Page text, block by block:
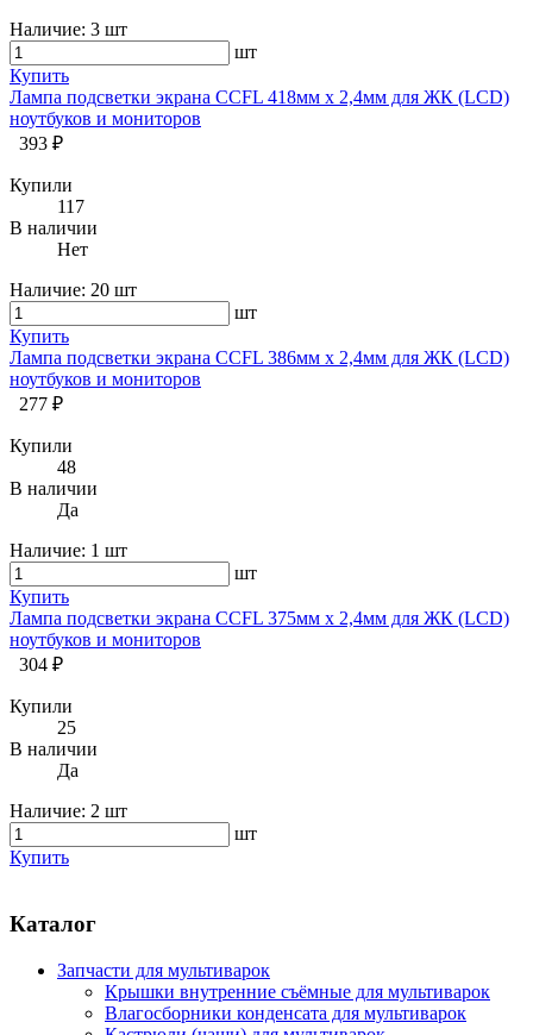
Наличие: 3 шт
шт
Купить
Лампа подсветки экрана CCFL 418мм х 2,4мм для ЖК (LCD)
ноутбуков и мониторов
393 ₽
Купили
117
В наличии
Нет
Наличие: 20 шт
шт
Купить
Лампа подсветки экрана CCFL 386мм х 2,4мм для ЖК (LCD)
ноутбуков и мониторов
277 ₽
Купили
48
В наличии
Да
Наличие: 1 шт
шт
Купить
Лампа подсветки экрана CCFL 375мм х 2,4мм для ЖК (LCD)
ноутбуков и мониторов
304 ₽
Купили
25
В наличии
Да
Наличие: 2 шт
шт
Купить
Каталог
Запчасти для мультиварок
Крышки внутренние съёмные для мультиварок
Влагосборники конденсата для мультиварок